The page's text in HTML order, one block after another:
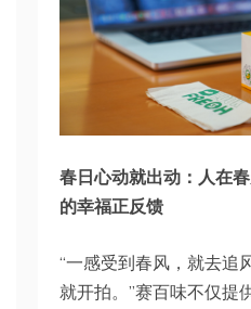
春日心动就出动：人在
的幸福正反馈
“一感受到春风，就去追
就开拍。”赛百味不仅提